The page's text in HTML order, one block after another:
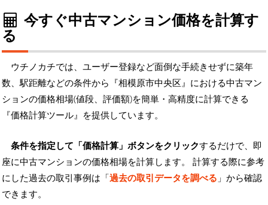
今すぐ中古マンション価格を計算す
る
ウチノカチでは、ユーザー登録など面倒な手続きせずに築年
数、駅距離などの条件から『相模原市中央区』における中古マン
ションの価格相場(値段、評価額)を簡単・高精度に計算できる
『価格計算ツール』を提供しています。
条件を指定して「価格計算」ボタンをクリックするだけで、即
座に中古マンションの価格相場を計算します。 計算する際に参考
にした過去の取引事例は「過去の取引データを調べる 」から確認
できます。